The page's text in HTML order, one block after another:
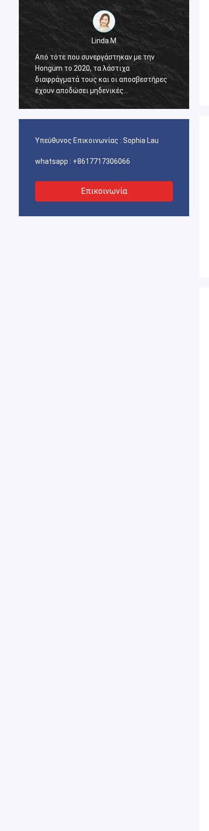
Linda.M
Από τότε που συνεργάστηκαν με την
Hongum το 2020, τα λάστιχα
διαφράγματά τους και οι αποσβεστήρες
έχουν αποδώσει μηδενικές
αποτυχίες.διασφάλιση αδιάλειπτης
εξοπλισμός μεταφοράς ΥΦΑ.
Υπεύθυνος Επικοινωνίας : Sophia Lau
whatsapp : +8617717306066
Επικοινωνία